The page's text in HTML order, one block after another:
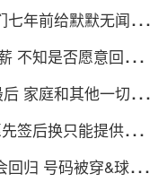
年前给默默无闻的
不知是否愿意回归扮
家庭和其他一切都
签后换只能提供底薪
回归 号码被穿&球队